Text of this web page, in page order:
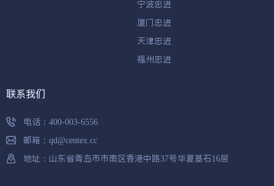
宁波忠进
厦门忠进
天津忠进
福州忠进
联系我们
电话： 400-003-6556
邮箱： qd@centex.cc
地址：山东省青岛市市南区香港中路37号华夏基石16层